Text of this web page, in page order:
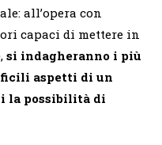
all’opera con
capaci di mettere in
si indagheranno i più
aspetti di un
la possibilità di